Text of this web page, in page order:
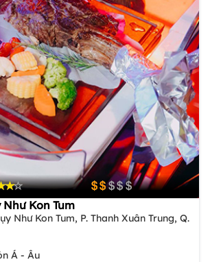
Kon Tum
Như Kon Tum, P. Thanh Xuân Trung, Q.
Á - Âu